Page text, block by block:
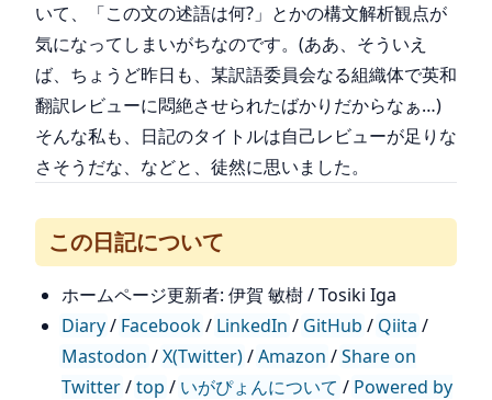
いて、「この文の述語は何?」とかの構文解析観点が
気になってしまいがちなのです。(ああ、そういえ
ば、ちょうど昨日も、某訳語委員会なる組織体で英和
翻訳レビューに悶絶させられたばかりだからなぁ…)
そんな私も、日記のタイトルは自己レビューが足りな
さそうだな、などと、徒然に思いました。
この日記について
ホームページ更新者: 伊賀 敏樹 / Tosiki Iga
Diary/ Facebook/ LinkedIn / GitHub / Qiita /
Mastodon /X(Twitter)/Amazon /Share on
Twitter/top / いがぴょんについて / Powered by